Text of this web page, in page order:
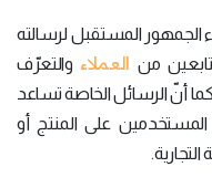
المستقبل لرسالته
من العملاء والتعرّف
أنّ الرسائل الخاصة تساعد
المستخدمين على المنتج أو